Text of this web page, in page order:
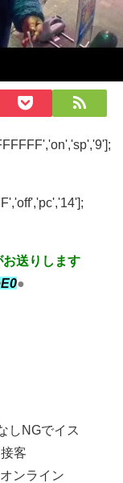
お送りします
●
しNGでイス
客
ンライン